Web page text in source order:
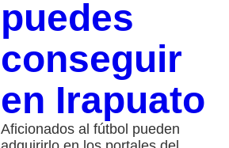
puedes
conseguir
en Irapuato
Aficionados al fútbol pueden